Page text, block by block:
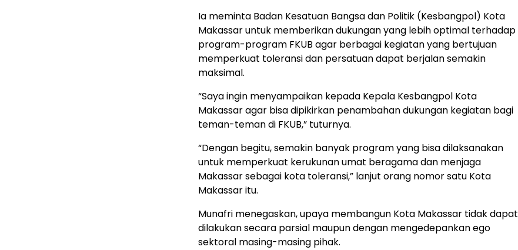
Ia meminta Badan Kesatuan Bangsa dan Politik (Kesbangpol) Kota
Makassar untuk memberikan dukungan yang lebih optimal terhadap
program-program FKUB agar berbagai kegiatan yang bertujuan
memperkuat toleransi dan persatuan dapat berjalan semakin
maksimal.
“Saya ingin menyampaikan kepada Kepala Kesbangpol Kota
Makassar agar bisa dipikirkan penambahan dukungan kegiatan bagi
teman-teman di FKUB,” tuturnya.
“Dengan begitu, semakin banyak program yang bisa dilaksanakan
untuk memperkuat kerukunan umat beragama dan menjaga
Makassar sebagai kota toleransi,” lanjut orang nomor satu Kota
Makassar itu.
Munafri menegaskan, upaya membangun Kota Makassar tidak dapat
dilakukan secara parsial maupun dengan mengedepankan ego
sektoral masing-masing pihak.